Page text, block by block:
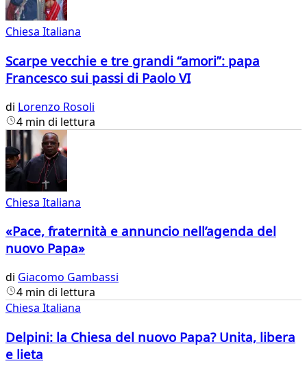
Chiesa Italiana
Scarpe vecchie e tre grandi “amori”: papa
Francesco sui passi di Paolo VI
di Lorenzo Rosoli
4 min di lettura
Chiesa Italiana
«Pace, fraternità e annuncio nell’agenda del
nuovo Papa»
di Giacomo Gambassi
4 min di lettura
Chiesa Italiana
Delpini: la Chiesa del nuovo Papa? Unita, libera
e lieta